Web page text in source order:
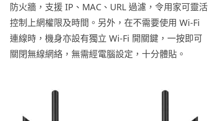
防火牆，支援 IP、MAC、URL 過濾，令用家可靈活
控制上網權限及時間。另外，在不需要使用 Wi-Fi
連線時，機身亦設有獨立 Wi-Fi 開關鍵，一按即可
關閉無線網絡，無需經電腦設定，十分體貼。